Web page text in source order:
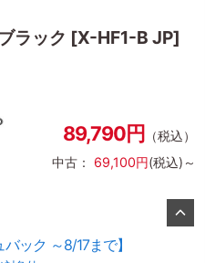
ラック [X-HF1-B JP]
89,790円 （税込）
中古： 69,100円(税込)～
ック ～8/17まで】